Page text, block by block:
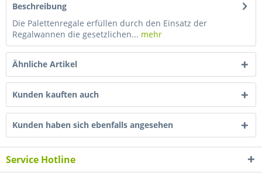
Beschreibung
Die Palettenregale erfüllen durch den Einsatz der
Regalwannen die gesetzlichen... mehr
Ähnliche Artikel
Kunden kauften auch
Kunden haben sich ebenfalls angesehen
Service Hotline